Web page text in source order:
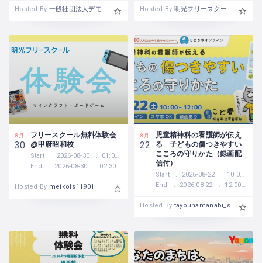
Hosted By 一般社団法人デモクラティックスクールまっくろくろすけ Hosted By 明光フリースクール甲西校
8月
30
フリースクール無料体験会
@甲府昭和校
Start 2026-08-30
01:00 PM
End
2026-08-30 02:30 PM
Hosted By meikofs11901
8月
22
児童精神科の看護師が伝え
る 子どもの傷つきやすい
こころの守りかた（録画配
信付）
Start 2026-08-22
10:00 AM
End
2026-08-22 12:00 PM
Hosted By tayounamanabi_suzuki